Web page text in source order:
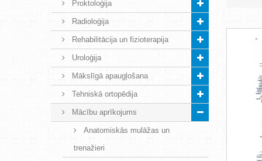
Proktoloģija
Radioloģija
Rehabilitācija un fizioterapija
Uroloģija
Mākslīgā apaugļošana
Tehniskā ortopēdija
Mācību aprīkojums
Anatomiskās mulāžas un
trenažieri